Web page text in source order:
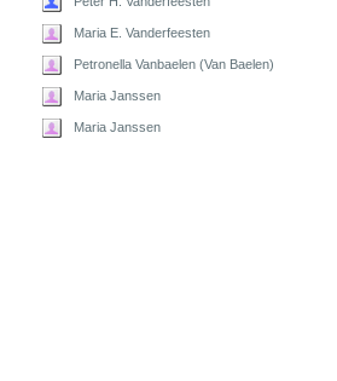
Maria E. Vanderfeesten
Petronella Vanbaelen (Van Baelen)
Maria Janssen
Maria Janssen